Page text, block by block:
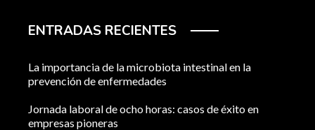
ENTRADAS RECIENTES
La importancia de la microbiota intestinal en la
prevención de enfermedades
Jornada laboral de ocho horas: casos de éxito en
empresas pioneras